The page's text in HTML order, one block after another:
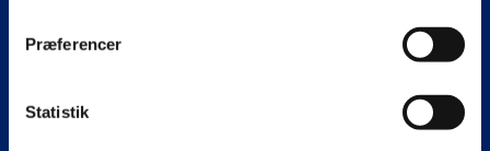
Præferencer
Statistik
+45 99 19 19 19